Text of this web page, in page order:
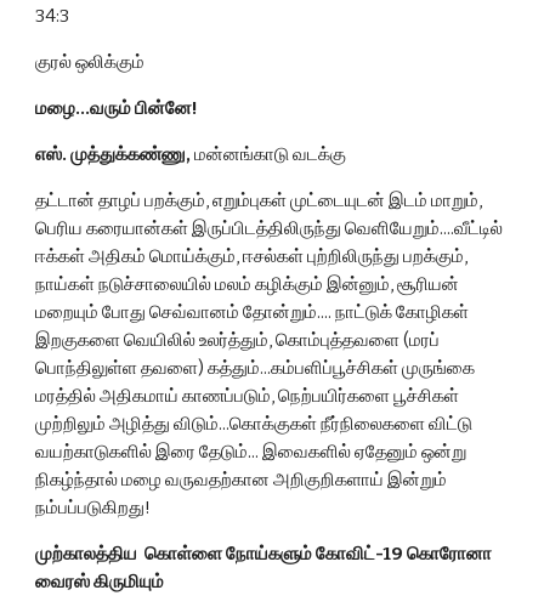
34:3
குரல் ஒலிக்கும்
மழை...வரும் பின்னே!
எஸ். முத்துக்கண்ணு, மன்னங்காடு வடக்கு
தட்டான் தாழப் பறக்கும், எறும்புகள் முட்டையுடன் இடம் மாறும்,
பெரிய கரையான்கள் இருப்பிடத்திலிருந்து வெளியேறும்....வீட்டில்
ஈக்கள் அதிகம் மொய்க்கும், ஈசல்கள் புற்றிலிருந்து பறக்கும்,
நாய்கள் நடுச்சாலையில் மலம் கழிக்கும் இன்னும், சூரியன்
மறையும் போது செவ்வானம் தோன்றும்.... நாட்டுக் கோழிகள்
இறகுகளை வெயிலில் உலர்த்தும், கொம்புத்தவளை (மரப்
பொந்திலுள்ள தவளை) கத்தும்...கம்பளிப்பூச்சிகள் முருங்கை
மரத்தில் அதிகமாய் காணப்படும், நெற்பயிர்களை பூச்சிகள்
முற்றிலும் அழித்து விடும்...கொக்குகள் நீர்நிலைகளை விட்டு
வயற்காடுகளில் இரை தேடும்... இவைகளில் ஏதேனும் ஒன்று
நிகழ்ந்தால் மழை வருவதற்கான அறிகுறிகளாய் இன்றும்
நம்பப்படுகிறது!
முற்காலத்திய  கொள்ளை நோய்களும் கோவிட்-19 கொரோனா
வைரஸ் கிருமியும்